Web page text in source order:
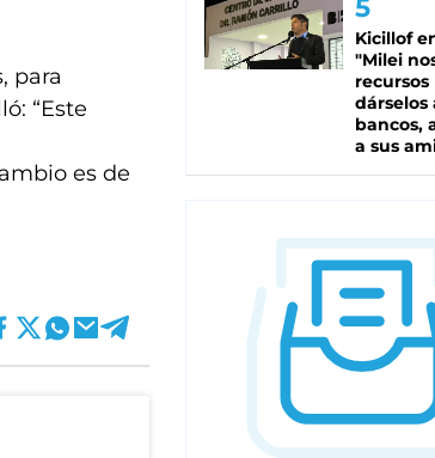
para
“Este
es de
Kicillof
"Milei
recursos
dárselos
bancos,
a sus